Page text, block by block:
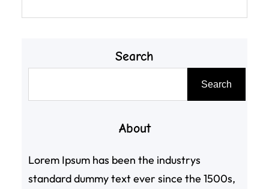
Search
Search
About
Lorem Ipsum has been the industrys
standard dummy text ever since the 1500s,